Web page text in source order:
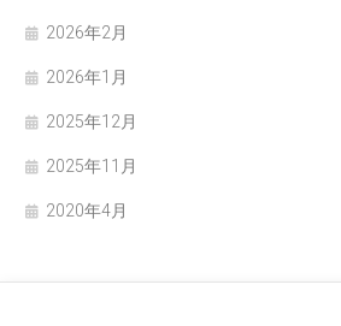
2026年2月
2026年1月
2025年12月
2025年11月
2020年4月